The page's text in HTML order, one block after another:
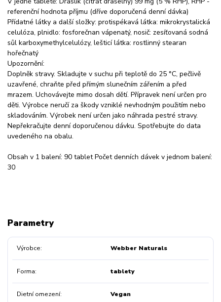
referenční hodnota příjmu (dříve doporučená denní dávka)
Přídatné látky a další složky: protispékavá látka: mikrokrystalická
celulóza, plnidlo: fosforečnan vápenatý, nosič: zesíťovaná sodná
sůl karboxymethylcelulózy, lešticí látka: rostlinný stearan
hořečnatý
Upozornění:
Doplněk stravy. Skladujte v suchu při teplotě do 25 °C, pečlivě
uzavřené, chraňte před přímým slunečním zářením a před
mrazem. Uchovávejte mimo dosah dětí. Přípravek není určen pro
děti. Výrobce neručí za škody vzniklé nevhodným použitím nebo
skladováním. Výrobek není určen jako náhrada pestré stravy.
Nepřekračujte denní doporučenou dávku. Spotřebujte do data
uvedeného na obalu.
Obsah v 1 balení: 90 tablet Počet denních dávek v jednom balení:
30
Parametry
Výrobce Webber Naturals
Forma tablety
Dietní omezení Vegan